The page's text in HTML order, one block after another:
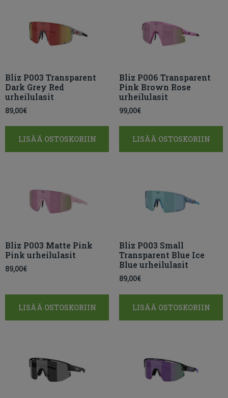
Bliz P003 Transparent
Dark Grey Red
urheilulasit
89,00€
LISÄÄ OSTOSKORIIN
Bliz P006 Transparent
Pink Brown Rose
urheilulasit
99,00€
LISÄÄ OSTOSKORIIN
Bliz P003 Matte Pink
Pink urheilulasit
89,00€
LISÄÄ OSTOSKORIIN
Bliz P003 Small
Transparent Blue Ice
Blue urheilulasit
89,00€
LISÄÄ OSTOSKORIIN